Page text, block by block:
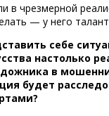
себе
настолько
в
будет